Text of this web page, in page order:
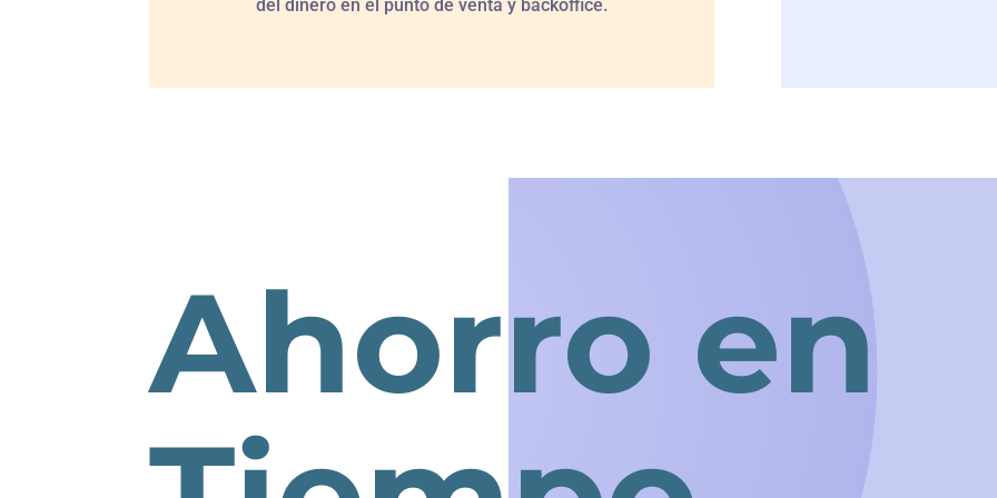
del dinero en el punto de venta y backoffice.
Ahorro en